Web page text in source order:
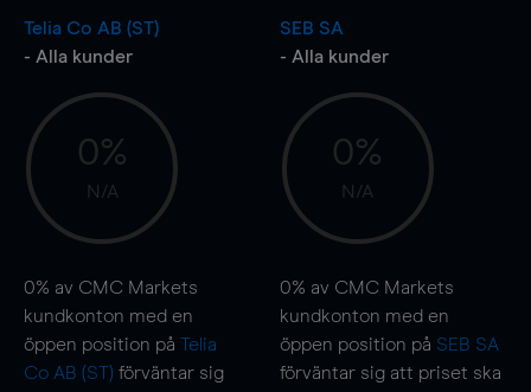
Telia Co AB (ST)
- Alla kunder
0%
N/A
0% av CMC Markets
kundkonton med en
öppen position på Telia
Co AB (ST) förväntar sig
SEB SA
- Alla kunder
0%
N/A
0% av CMC Markets
kundkonton med en
öppen position på SEB SA
förväntar sig att priset ska